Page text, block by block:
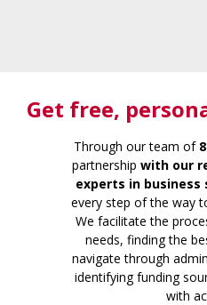
Get free,
Through our team of
partnership with our
experts in business
every step of the way
We facilitate the
needs, finding the
navigate through
identifying funding
with